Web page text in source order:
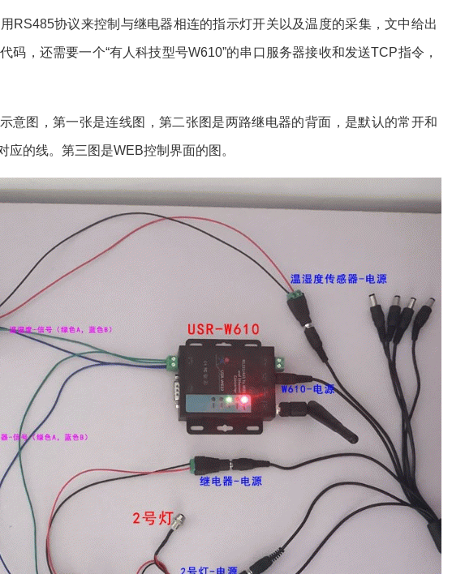
RS485协议来控制与继电器相连的指示灯开关以及温度的采集，文中给出
码，还需要一个“有人科技型号W610”的串口服务器接收和发送TCP指令，
意图，第一张是连线图，第二张图是两路继电器的背面，是默认的常开和
应的线。第三图是WEB控制界面的图。